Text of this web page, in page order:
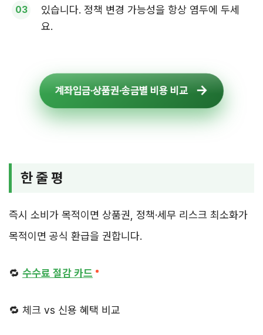
있습니다. 정책 변경 가능성을 항상 염두에 두세
요.
계좌입금·상품권·송금별 비용 비교
한 줄 평
즉시 소비가 목적이면 상품권, 정책·세무 리스크 최소화가
목적이면 공식 환급을 권합니다.
🔁 수수료 절감 카드
🔁 체크 vs 신용 혜택 비교